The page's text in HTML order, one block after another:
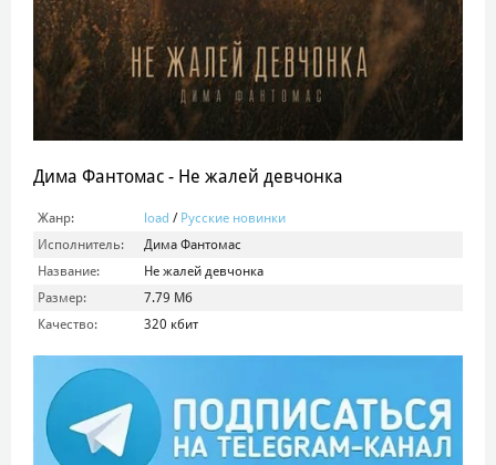
Дима Фантомас - Не жалей девчонка
Жанр: load / Русские новинки
Исполнитель:
Дима Фантомас
Название:
Не жалей девчонка
Размер:
7.79 Мб
Качество:
320 кбит